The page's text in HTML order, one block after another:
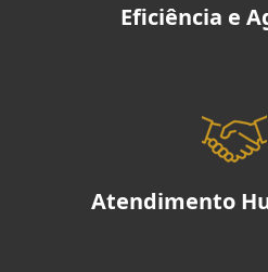
Eficiência e
Atendimento